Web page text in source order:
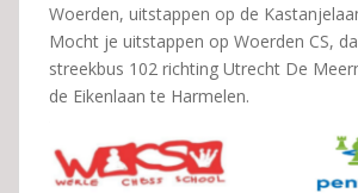
Woerden, uitstappen op de
Mocht je uitstappen op Woerden CS,
streekbus 102 richting Utrecht De
de Eikenlaan te Harmelen.